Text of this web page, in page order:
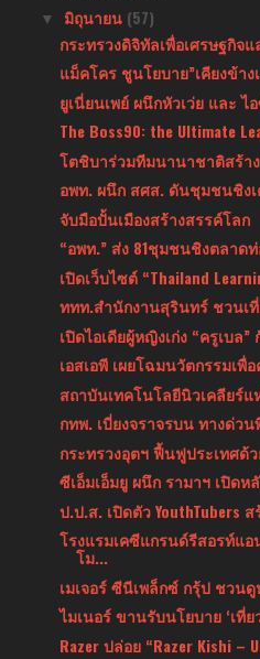
▼ มิถุนายน (57)
กระทรวงดิจิทัลเพื่อเศรษฐกิจ
แม็คโคร ชูนโยบาย”เคียงข้า
ยูเนี่ยนเพย์ ผนึกหัวเว่ย และ ไ
The Boss90: the Ultimate
โตชิบาร่วมทีมนานาชาติสร้าง
อพท. ผนึก สศส. ดันชุมชนชิงเ
จับมือปั้นเมืองสร้างสรรค์โลก
“อพท.” ส่ง 81ชุมชนชิงตลาด
เปิดเว็บไซต์ “Thailand
ททท.สำนักงานสุรินทร์ ชวนเ
เปิดไอเดียผู้หญิงเก่ง “ครูเบล
เอสเอพี เผยโฉมนวัตกรรมเพื่
สถาบันเทคโนโลยีนิวเคลียร์
กทพ. เบี่ยงจราจรบน ทางด่ว
กระทรวงอุตฯ ฟื้นฟูประเทศด้
ซีเอ็มเอ็มยู ผนึก รามาฯ เปิด
ป.ป.ส. เปิดตัว YouthTubers
โรงแรมเคซีแกรนด์รีสอรท์แ
โม...
เมเจอร์ ซีนีเพล็กซ์ กรุ้ป ชวน
ไมเนอร์ ขานรับนโยบาย ‘เที่
Razer ปล่อย “Razer Kishi –